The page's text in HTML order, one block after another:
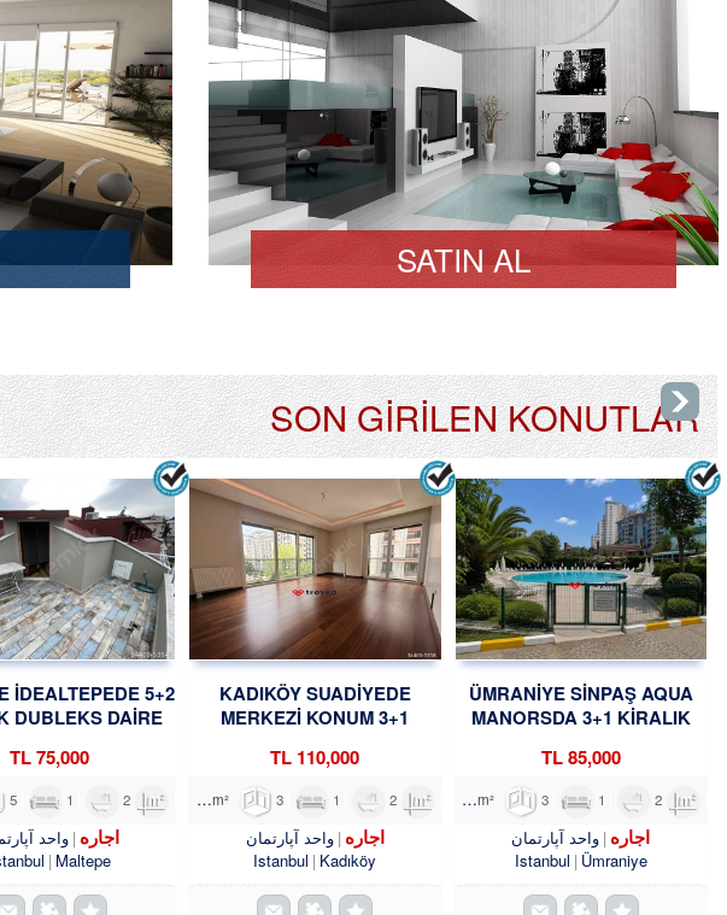
SATIN AL
SON GİRİLEN KONUTLAR
ÜMRANİYE SİNPAŞ AQUA
MANORSDA 3+1 KİRALIK
85,000 TL
3 1 2
اجاره واحد آپارتمان
Istanbul Ümraniye
KADIKÖY SUADİYEDE
MERKEZİ KONUM 3+1
110,000 TL
3 1 2
اجاره واحد آپارتمان
Istanbul Kadıköy
İDEALTEPEDE 5+2
DUBLEKS DAİRE
75,000 TL
5 1 2
اجاره واحد
Maltepe